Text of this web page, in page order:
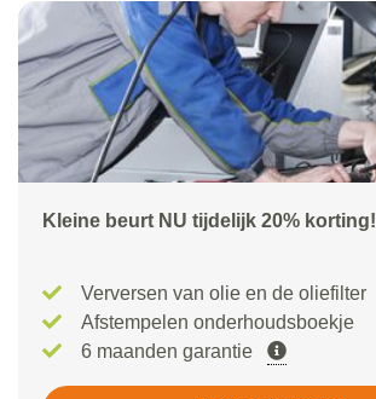
Kleine beurt NU tijdelijk 20% korting!
Verversen van olie en de oliefilter
Afstempelen onderhoudsboekje
6 maanden garantie